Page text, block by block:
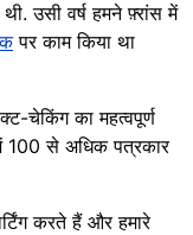
उसी वर्ष हमने फ़्रांस में
पर काम किया था
चेकिंग का महत्वपूर्ण
में 100 से अधिक पत्रकार
करते हैं और हमारे